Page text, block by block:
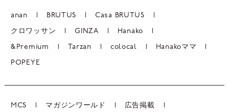
anan BRUTUS Casa BRUTUS
クロワッサン GINZA Hanako
&Premium Tarzan colocal Hanakoママ
POPEYE
MCS マガジンワールド 広告掲載